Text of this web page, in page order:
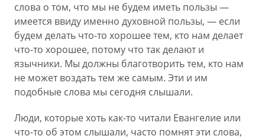
слова о том, что мы не будем иметь пользы —
имеется ввиду именно духовной пользы, — если
будем делать что-то хорошее тем, кто нам делает
что-то хорошее, потому что так делают и
язычники. Мы должны благотворить тем, кто нам
не может воздать тем же самым. Эти и им
подобные слова мы сегодня слышали.
Люди, которые хоть как-то читали Евангелие или
что-то об этом слышали, часто помнят эти слова,